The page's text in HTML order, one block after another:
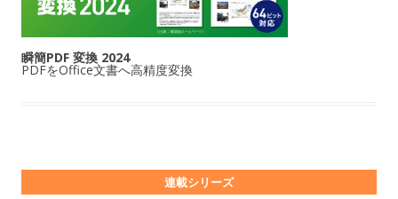
瞬簡PDF 変換 2024
PDFをOffice文書へ高精度変換
連載シリーズ